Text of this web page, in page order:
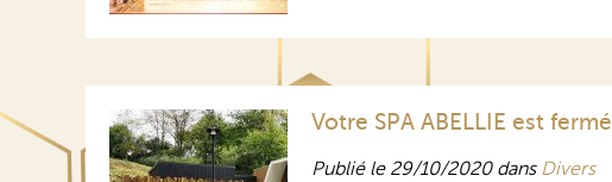
Votre SPA ABELLIE est fermé
Publié le 29/10/2020 dans Divers